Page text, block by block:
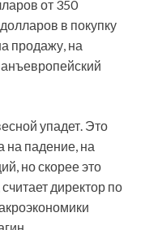
от 350
в покупку
продажу, на
упадет. Это
на падение, на
но скорее это
директор по